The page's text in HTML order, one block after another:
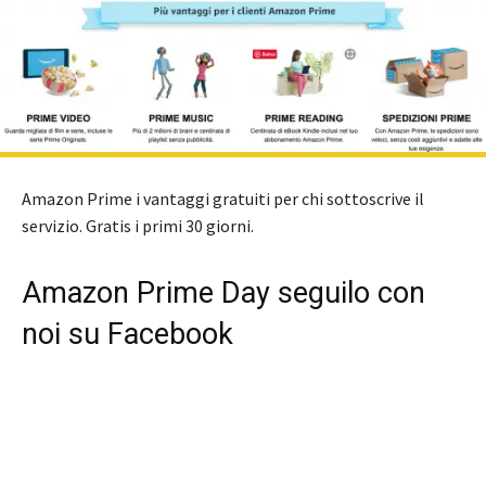
Amazon Prime i vantaggi gratuiti per chi sottoscrive il
servizio. Gratis i primi 30 giorni.
Amazon Prime Day seguilo con
noi su Facebook